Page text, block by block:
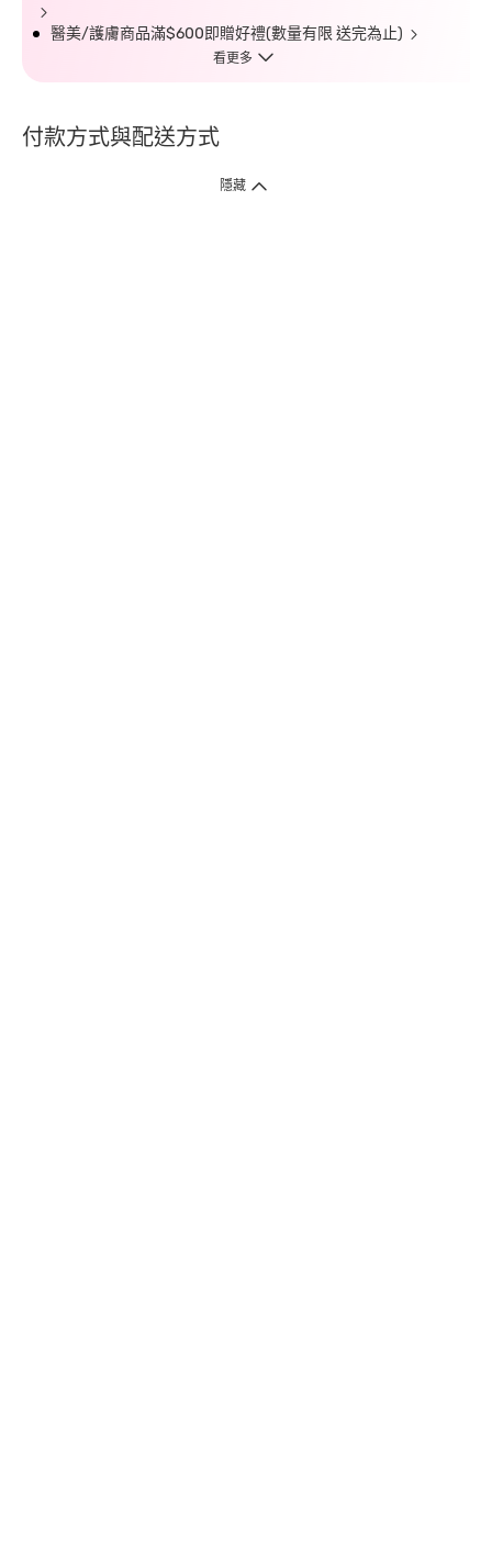
醫美/護膚商品滿$600即贈好禮(數量有限 送完為止)
看更多
付款方式與配送方式
隱藏